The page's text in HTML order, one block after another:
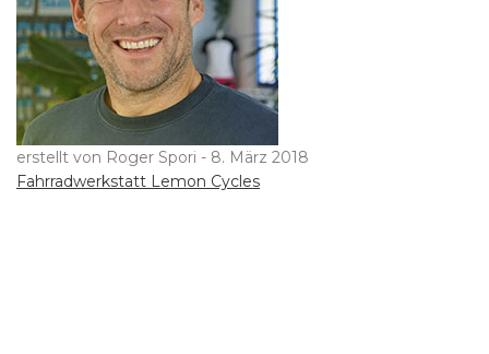
erstellt von Roger Spori - 8. März 2018
Beitragsnavigation
Fahrradwerkstatt Lemon Cycles